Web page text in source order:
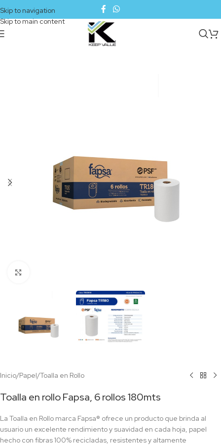
Skip to navigation
Skip to main content
Inicio/Papel/Toalla en Rollo
Toalla en rollo Fapsa, 6 rollos 180mts
La Toalla en Rollo marca Fapsa® ofrece un producto que brinda al
usuario un excelente rendimiento y suavidad en cada hoja, papel
hecho con fibras 100% recicladas, resistentes y altamente